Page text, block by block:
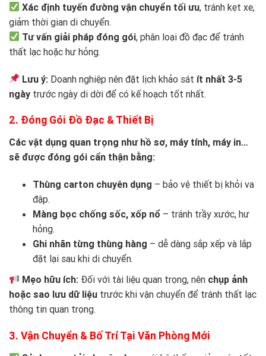
Xác định tuyến đường vận chuyển tối ưu, tránh kẹt xe,
giảm thời gian di chuyển.
Tư vấn giải pháp đóng gói, phân loại đồ đạc để tránh
thất lạc hoặc hư hỏng.
Lưu ý: Doanh nghiệp nên đặt lịch khảo sát ít nhất 3-5
ngày trước ngày di dời để có kế hoạch tốt nhất.
2. Đóng Gói Đồ Đạc & Thiết Bị
Các vật dụng quan trọng như hồ sơ, máy tính, máy in…
sẽ được đóng gói cẩn thận bằng:
Thùng carton chuyên dụng – bảo vệ thiết bị khỏi va
đập.
Màng bọc chống sốc, xốp nổ – tránh trầy xước, hư
hỏng.
Ghi nhãn từng thùng hàng – dễ dàng sắp xếp và lắp
đặt lại sau khi di chuyển.
Mẹo hữu ích: Đối với tài liệu quan trọng, nên chụp ảnh
hoặc sao lưu dữ liệu trước khi vận chuyển để tránh thất lạc
thông tin quan trọng.
3. Vận Chuyển & Bố Trí Tại Văn Phòng Mới